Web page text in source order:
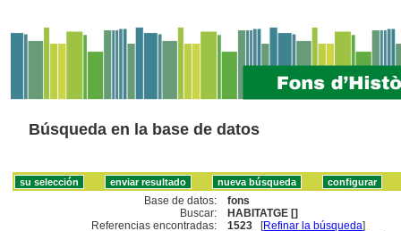
Búsqueda en la base de datos
Base de datos:
fons
Buscar:
HABITATGE []
Referencias encontradas:
1523 [Refinar la búsqueda]